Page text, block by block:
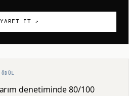
ET ↗
ÖDÜL
denetiminde 80/100